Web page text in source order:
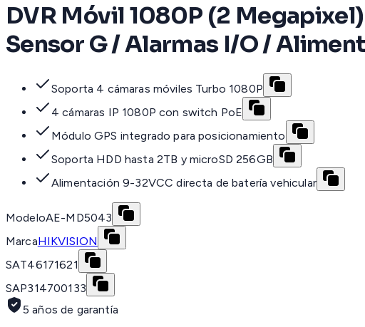
DVR Móvil 1080P (2
Sensor G / Alarmas I/O /
Soporta 4 cámaras móviles Turbo 1080P
4 cámaras IP 1080P con switch PoE
Módulo GPS integrado para posicionamiento
Soporta HDD hasta 2TB y microSD 256GB
Alimentación 9-32VCC directa de batería vehicular
ModeloAE-MD5043
MarcaHIKVISION
SAT46171621
SAP314700133
5 años de garantía